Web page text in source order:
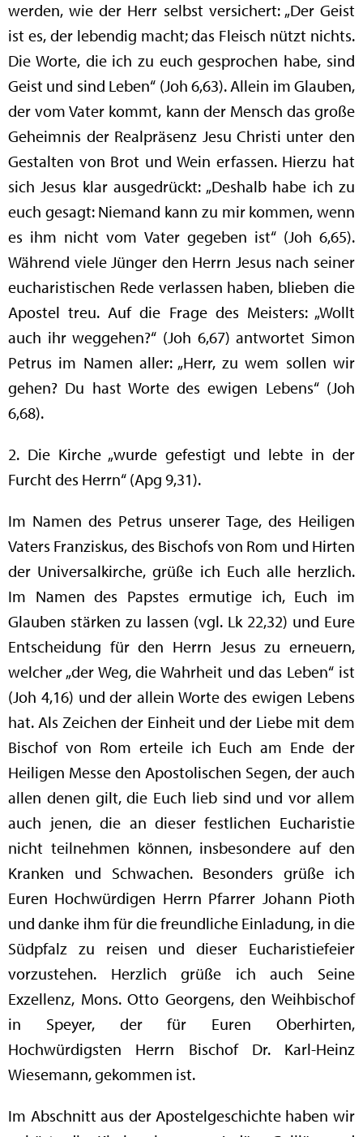
werden, wie der Herr selbst versichert: „Der Geist
ist es, der lebendig macht; das Fleisch nützt nichts.
Die Worte, die ich zu euch gesprochen habe, sind
Geist und sind Leben“ (Joh 6,63). Allein im Glauben,
der vom Vater kommt, kann der Mensch das große
Geheimnis der Realpräsenz Jesu Christi unter den
Gestalten von Brot und Wein erfassen. Hierzu hat
sich Jesus klar ausgedrückt: „Deshalb habe ich zu
euch gesagt: Niemand kann zu mir kommen, wenn
es ihm nicht vom Vater gegeben ist“ (Joh 6,65).
Während viele Jünger den Herrn Jesus nach seiner
eucharistischen Rede verlassen haben, blieben die
Apostel treu. Auf die Frage des Meisters: „Wollt
auch ihr weggehen?“ (Joh 6,67) antwortet Simon
Petrus im Namen aller: „Herr, zu wem sollen wir
gehen? Du hast Worte des ewigen Lebens“ (Joh
6,68).
2. Die Kirche „wurde gefestigt und lebte in der
Furcht des Herrn“ (Apg 9,31).
Im Namen des Petrus unserer Tage, des Heiligen
Vaters Franziskus, des Bischofs von Rom und Hirten
der Universalkirche, grüße ich Euch alle herzlich.
Im Namen des Papstes ermutige ich, Euch im
Glauben stärken zu lassen (vgl. Lk 22,32) und Eure
Entscheidung für den Herrn Jesus zu erneuern,
welcher „der Weg, die Wahrheit und das Leben“ ist
(Joh 4,16) und der allein Worte des ewigen Lebens
hat. Als Zeichen der Einheit und der Liebe mit dem
Bischof von Rom erteile ich Euch am Ende der
Heiligen Messe den Apostolischen Segen, der auch
allen denen gilt, die Euch lieb sind und vor allem
auch jenen, die an dieser festlichen Eucharistie
nicht teilnehmen können, insbesondere auf den
Kranken und Schwachen. Besonders grüße ich
Euren Hochwürdigen Herrn Pfarrer Johann Pioth
und danke ihm für die freundliche Einladung, in die
Südpfalz zu reisen und dieser Eucharistiefeier
vorzustehen. Herzlich grüße ich auch Seine
Exzellenz, Mons. Otto Georgens, den Weihbischof
in Speyer, der für Euren Oberhirten,
Hochwürdigsten Herrn Bischof Dr. Karl-Heinz
Wiesemann, gekommen ist.
Im Abschnitt aus der Apostelgeschichte haben wir